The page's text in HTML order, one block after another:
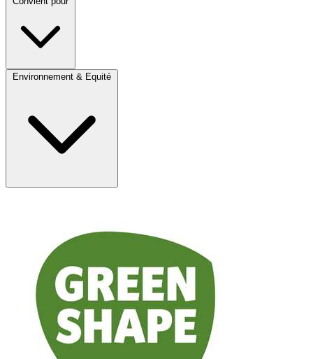
Environnement & Equité